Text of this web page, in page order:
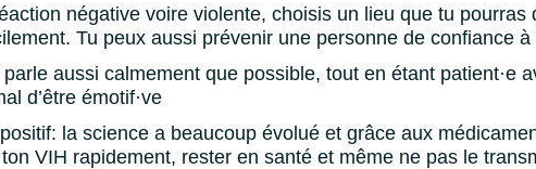
négative voire violente, choisis un lieu que tu pourras
Tu peux aussi prévenir une personne de confiance à
aussi calmement que possible, tout en étant patient·e
d’être émotif·ve
la science a beaucoup évolué et grâce aux
VIH rapidement, rester en santé et même ne pas le